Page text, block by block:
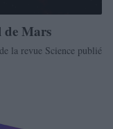
de Mars
la revue Science publié